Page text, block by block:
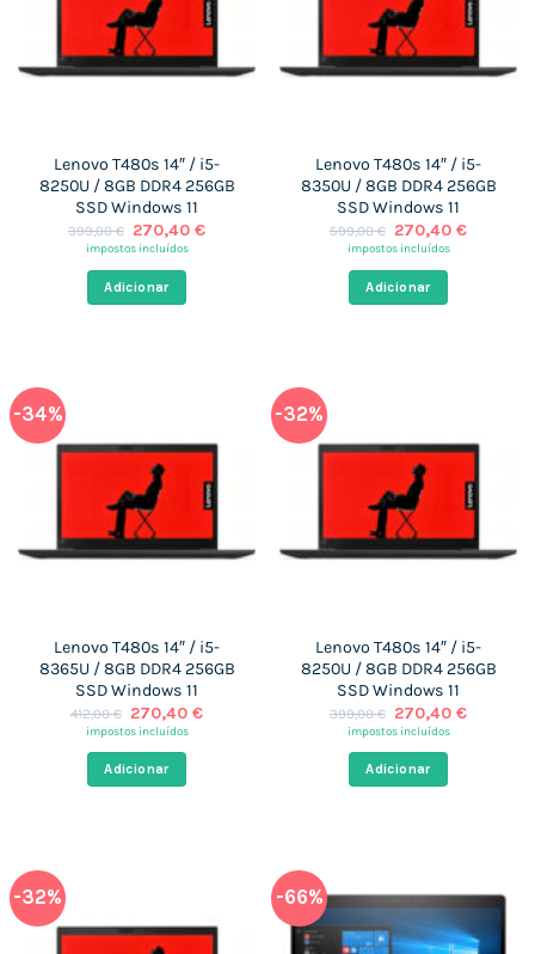
Lenovo T480s 14″ / i5-
8250U / 8GB DDR4 256GB
SSD Windows 11
399,00€ O
preço
era:
399,00 €.
270,40€O
impostos incluídos
Adicionar
Lenovo T480s 14″ / i5-
8350U / 8GB DDR4 256GB
SSD Windows 11
599,00€ O
preço
era:
599,00 €.
270,40€O
impostos incluídos
Adicionar
-34%
Lenovo T480s 14″ / i5-
8365U / 8GB DDR4 256GB
SSD Windows 11
412,00€ O
preço
era:
412,00 €.
270,40€O
impostos incluídos
Adicionar
-32%
Lenovo T480s 14″ / i5-
8250U / 8GB DDR4 256GB
SSD Windows 11
399,00€ O
preço
era:
399,00 €.
270,40€O
impostos incluídos
Adicionar
-32% -66%